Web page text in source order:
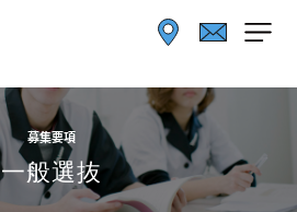
募集要項
一般選抜